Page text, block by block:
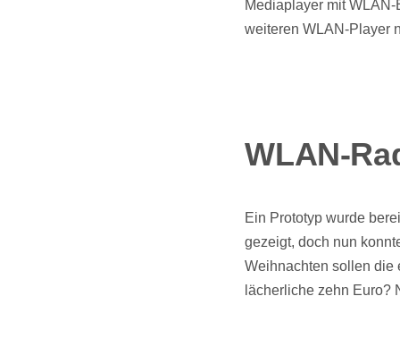
Mediaplayer mit
weiteren WLAN-Player
WLAN-
Ein Prototyp wurde
gezeigt, doch nun
Weihnachten sollen die
lächerliche zehn Euro?